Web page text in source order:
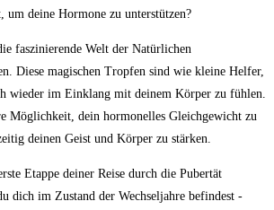
um deine Hormone zu unterstützen?
faszinierende ⁣Welt der Natürlichen
Diese ‍magischen Tropfen sind wie kleine Helfer,
wieder‍ im Einklang mit ⁤deinem Körper‍ zu fühlen.
Möglichkeit, dein hormonelles Gleichgewicht zu
deinen Geist⁣ und⁤ Körper zu stärken.
Etappe‌ deiner Reise durch die Pubertät
dich im Zustand der Wechseljahre befindest ​-⁤